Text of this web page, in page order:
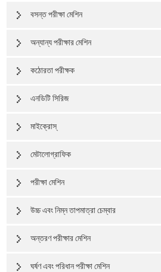
বসন্ত পরীক্ষা মেশিন
অন্যান্য পরীক্ষার মেশিন
কঠোরতা পরীক্ষক
এনডিটি সিরিজ
মাইক্রোস্
মেটালোগ্রাফিক
পরীক্ষা মেশিন
উচ্চ এবং নিম্ন তাপমাত্রা চেম্বার
অন্তরণ পরীক্ষার মেশিন
ঘর্ষণ এবং পরিধান পরীক্ষা মেশিন